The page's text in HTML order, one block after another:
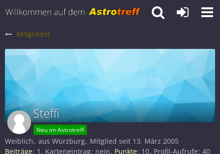
Mitglieder
Steffi
Neu im Astrotreff
Weiblich aus Würzburg Mitglied seit 13. März 2005
Beiträge 1 Karteneintrag nein Punkte 10 Profil-Aufrufe 40